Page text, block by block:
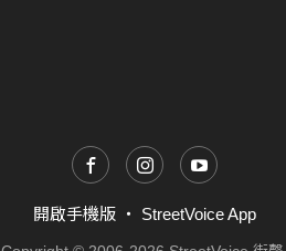
開啟手機版 ・ StreetVoice App